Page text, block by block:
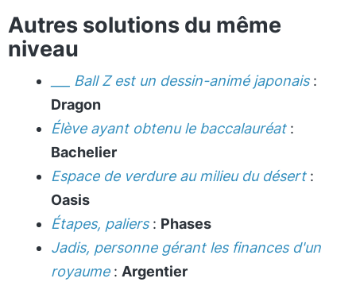
Autres solutions du même
niveau
___ Ball Z est un dessin-animé japonais:
Dragon
Élève ayant obtenu le baccalauréat:
Bachelier
Espace de verdure au milieu du désert:
Oasis
Étapes, paliers: Phases
Jadis, personne gérant les finances d'un
royaume: Argentier